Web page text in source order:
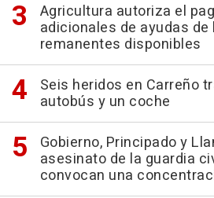
Agricultura autoriza el
adicionales de ayudas de
remanentes disponibles
Seis heridos en Carreño
autobús y un coche
Gobierno, Principado y
asesinato de la guardia
convocan una